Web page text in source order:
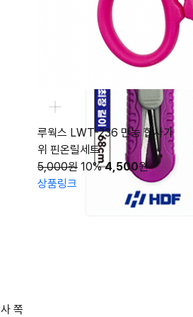
쪽
루웍스 LWT-236 만능 합사가
위 핀온릴세트
5,000원 10% 4,500원
상품링크